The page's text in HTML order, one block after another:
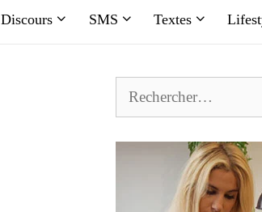
Discours SMS Textes